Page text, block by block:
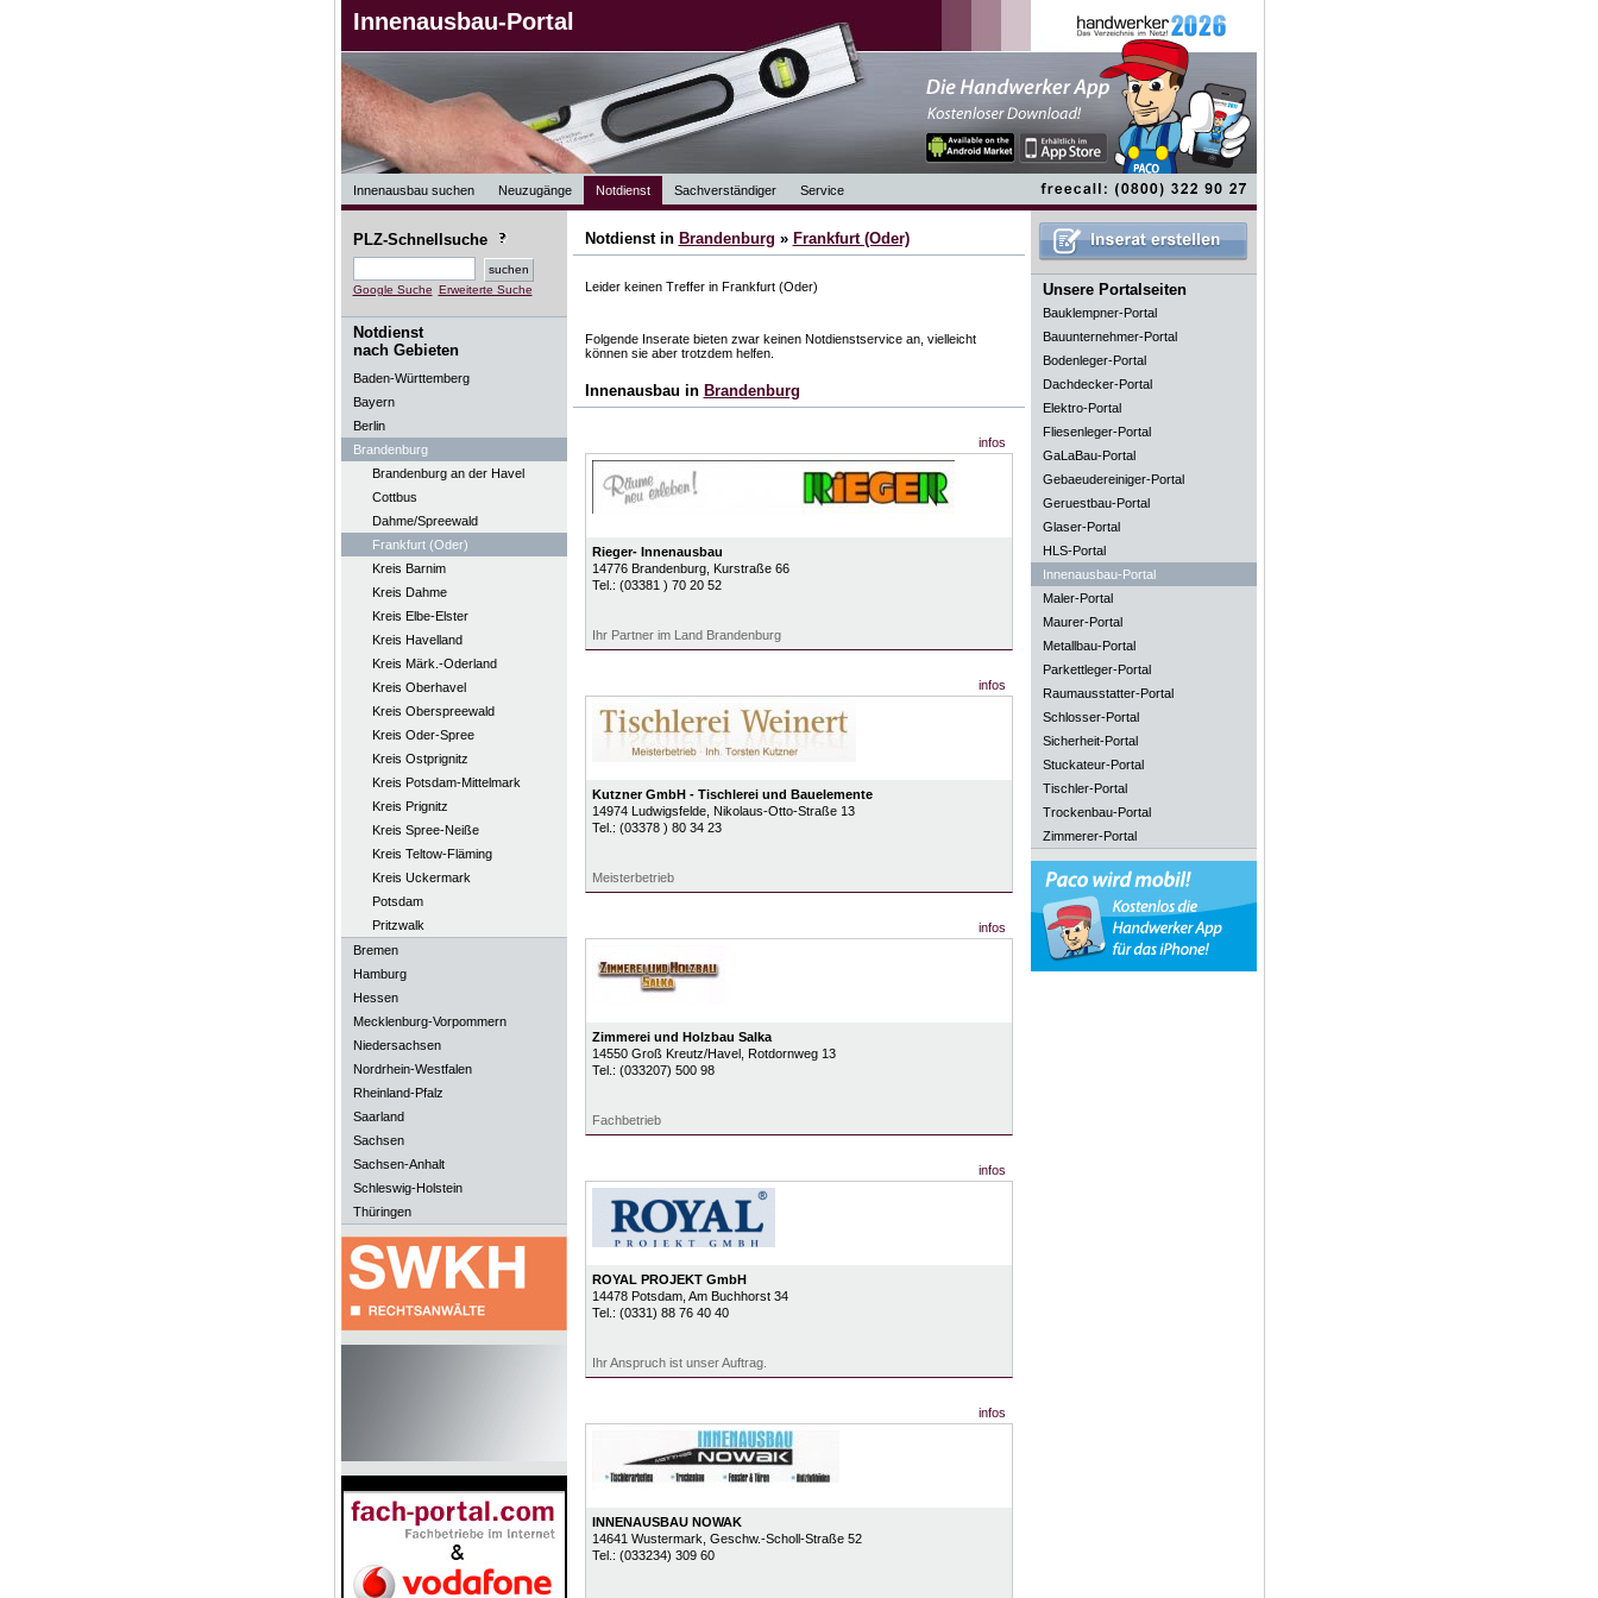
Innenausbau-Portal
Innenausbau suchen Neuzugänge Notdienst Sachverständiger Service
PLZ-Schnellsuche
Google Suche Erweiterte Suche
Notdienst
nach Gebieten
Baden-Württemberg
Bayern
Berlin
Brandenburg
Brandenburg an der Havel
Cottbus
Dahme/Spreewald
Frankfurt (Oder)
Kreis Barnim
Kreis Dahme
Kreis Elbe-Elster
Kreis Havelland
Kreis Märk.-Oderland
Kreis Oberhavel
Kreis Oberspreewald
Kreis Oder-Spree
Kreis Ostprignitz
Kreis Potsdam-Mittelmark
Kreis Prignitz
Kreis Spree-Neiße
Kreis Teltow-Fläming
Kreis Uckermark
Potsdam
Pritzwalk
Bremen
Hamburg
Hessen
Mecklenburg-Vorpommern
Niedersachsen
Nordrhein-Westfalen
Rheinland-Pfalz
Saarland
Sachsen
Sachsen-Anhalt
Schleswig-Holstein
Thüringen
Notdienst in Brandenburg » Frankfurt (Oder)
Leider keinen Treffer in Frankfurt (Oder)
Folgende Inserate bieten zwar keinen Notdienstservice an, vielleicht
können sie aber trotzdem helfen.
Innenausbau in Brandenburg
infos
Rieger- Innenausbau
14776 Brandenburg, Kurstraße 66
Tel.: (03381 ) 70 20 52
Ihr Partner im Land Brandenburg
infos
Kutzner GmbH - Tischlerei und Bauelemente
14974 Ludwigsfelde, Nikolaus-Otto-Straße 13
Tel.: (03378 ) 80 34 23
Meisterbetrieb
infos
Zimmerei und Holzbau Salka
14550 Groß Kreutz/Havel, Rotdornweg 13
Tel.: (033207) 500 98
Fachbetrieb
infos
ROYAL PROJEKT GmbH
14478 Potsdam, Am Buchhorst 34
Tel.: (0331) 88 76 40 40
Ihr Anspruch ist unser Auftrag.
infos
INNENAUSBAU NOWAK
14641 Wustermark , Geschw.-Scholl-Straße 52
Tel.: (033234) 309 60
Unsere Portalseiten
Bauklempner-Portal
Bauunternehmer-Portal
Bodenleger-Portal
Dachdecker-Portal
Elektro-Portal
Fliesenleger-Portal
GaLaBau-Portal
Gebaeudereiniger-Portal
Geruestbau-Portal
Glaser-Portal
HLS-Portal
Innenausbau-Portal
Maler-Portal
Maurer-Portal
Metallbau-Portal
Parkettleger-Portal
Raumausstatter-Portal
Schlosser-Portal
Sicherheit-Portal
Stuckateur-Portal
Tischler-Portal
Trockenbau-Portal
Zimmerer-Portal